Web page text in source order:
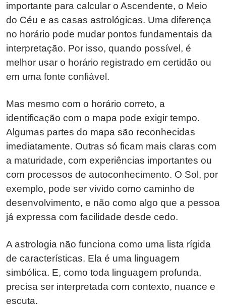
importante para calcular o Ascendente, o Meio
do Céu e as casas astrológicas. Uma diferença
no horário pode mudar pontos fundamentais da
interpretação. Por isso, quando possível, é
melhor usar o horário registrado em certidão ou
em uma fonte confiável.
Mas mesmo com o horário correto, a
identificação com o mapa pode exigir tempo.
Algumas partes do mapa são reconhecidas
imediatamente. Outras só ficam mais claras com
a maturidade, com experiências importantes ou
com processos de autoconhecimento. O Sol, por
exemplo, pode ser vivido como caminho de
desenvolvimento, e não como algo que a pessoa
já expressa com facilidade desde cedo.
A astrologia não funciona como uma lista rígida
de características. Ela é uma linguagem
simbólica. E, como toda linguagem profunda,
precisa ser interpretada com contexto, nuance e
escuta.